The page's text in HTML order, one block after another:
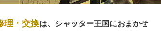
理・交換は、シャッター王国におまかせ